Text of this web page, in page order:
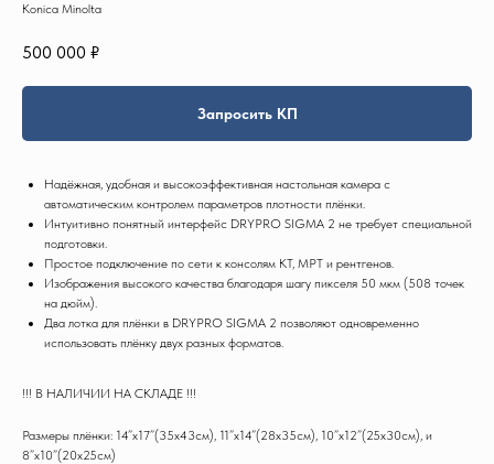
Konica Minolta
500 000 ₽
Запросить КП
Надёжная, удобная и высокоэффективная настольная камера с
автоматическим контролем параметров плотности плёнки.
Интуитивно понятный интерфейс DRYPRO SIGMA 2 не требует специальной
подготовки.
Простое подключение по сети к консолям КТ, МРТ и рентгенов.
Изображения высокого качества благодаря шагу пикселя 50 мкм (508 точек
на дюйм).
Два лотка для плёнки в DRYPRO SIGMA 2 позволяют одновременно
использовать плёнку двух разных форматов.
!!! В НАЛИЧИИ НА СКЛАДЕ !!!
Размеры плёнки: 14”x17”(35x43см), 11”x14”(28x35см), 10”x12”(25x30см), и
8”x10”(20x25см)